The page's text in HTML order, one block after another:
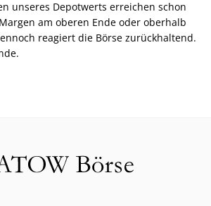
unseres Depotwerts erreichen schon
am oberen Ende oder oberhalb
reagiert die Börse zurückhaltend.